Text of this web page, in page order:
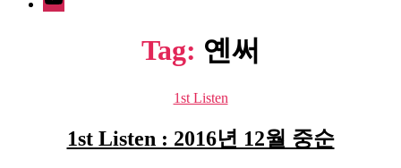
Tag: 옌써
Categories
1st Listen
1st Listen : 2016년 12월 중순